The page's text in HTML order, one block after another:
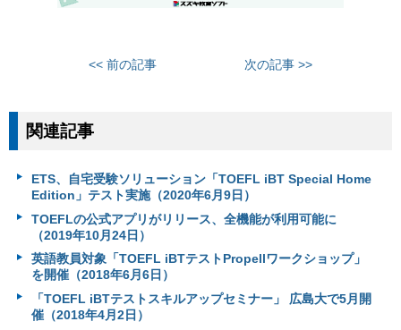
<< 前の記事 次の記事 >>
関連記事
ETS、自宅受験ソリューション「TOEFL iBT Special Home
Edition」テスト実施（2020年6月9日）
TOEFLの公式アプリがリリース、全機能が利用可能に
（2019年10月24日）
英語教員対象「TOEFL iBTテストPropellワークショップ」
を開催（2018年6月6日）
「TOEFL iBTテストスキルアップセミナー」 広島大で5月開
催（2018年4月2日）